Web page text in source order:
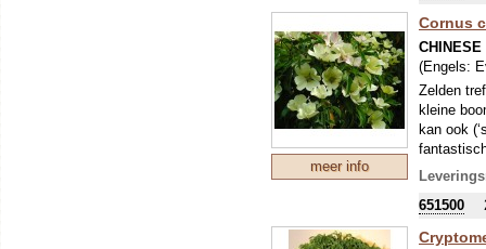
meer info
Cornus
(Engels:
Zelden
kleine
kan ook
wordt
bitter.
651500